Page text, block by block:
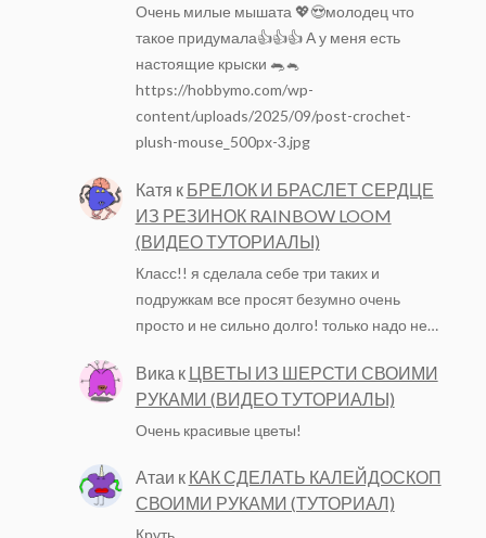
Очень милые мышата 💖😍молодец что
такое придумала👍👍👍 А у меня есть
настоящие крыски 🐀🐁
https://hobbymo.com/wp-
content/uploads/2025/09/post-crochet-
plush-mouse_500px-3.jpg
Катя к БРЕЛОК И БРАСЛЕТ СЕРДЦЕ
ИЗ РЕЗИНОК RAINBOW LOOM
(ВИДЕО ТУТОРИАЛЫ)
Класс!! я сделала себе три таких и
подружкам все просят безумно очень
просто и не сильно долго! только надо не…
Вика к ЦВЕТЫ ИЗ ШЕРСТИ СВОИМИ
РУКАМИ (ВИДЕО ТУТОРИАЛЫ)
Очень красивые цветы!
Атаи к КАК СДЕЛАТЬ КАЛЕЙДОСКОП
СВОИМИ РУКАМИ (ТУТОРИАЛ)